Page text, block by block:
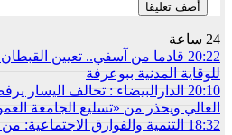
24 ساعة
20:22 قادما من آسفي.. تعيين القبطان
للوقاية المدنية ببوعرفة
20:10 الدارالبيضاء : تحالف
العالي ويحذر من «تسليع الجامعة
18:32 التنمية والفوارق